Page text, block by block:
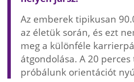
Az emberek tipikusan
az életük során, és ezt
meg a különféle
átgondolása. A 20
próbálunk orientációt